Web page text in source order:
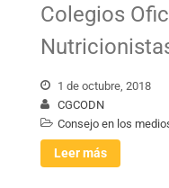
Colegios
1 de octubre, 2018
CGCODN
Consejo en los
Leer más